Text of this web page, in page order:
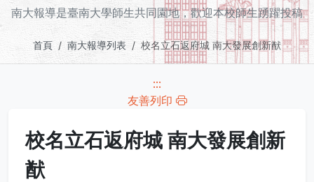
南大報導是臺南大學師生共同園地，歡迎本校師生踴躍投稿
首頁 南大報導列表 校名立石返府城 南大發展創新猷
:::
友善列印
校名立石返府城 南大發展創新
猷